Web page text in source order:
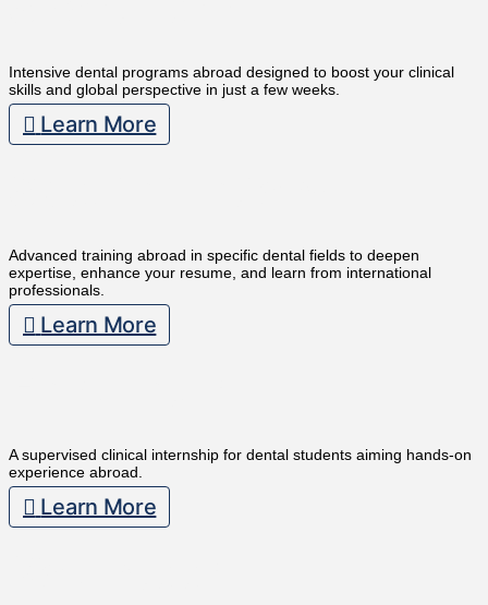
Intensive dental programs abroad designed to boost your clinical
skills and global perspective in just a few weeks.
Learn More
Advanced training abroad in specific dental fields to deepen
expertise, enhance your resume, and learn from international
professionals.
Learn More
A supervised clinical internship for dental students aiming hands-on
experience abroad.
Learn More